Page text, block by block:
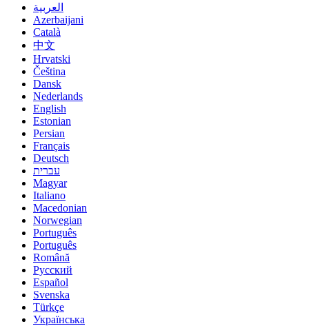
العربية
Azerbaijani
Català
中文
Hrvatski
Čeština
Dansk
Nederlands
English
Estonian
Persian
Français
Deutsch
עברית
Magyar
Italiano
Macedonian
Norwegian
Português
Português
Română
Русский
Español
Svenska
Türkçe
Українська